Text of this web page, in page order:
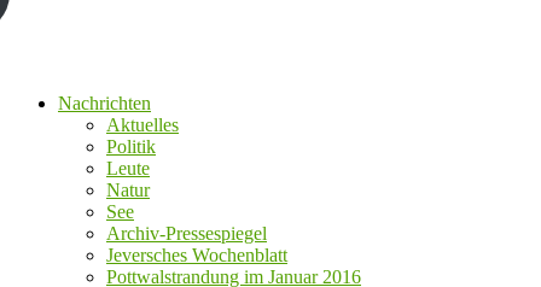
Nachrichten
Aktuelles
Politik
Leute
Natur
See
Archiv-Pressespiegel
Jeversches Wochenblatt
Pottwalstrandung im Januar 2016